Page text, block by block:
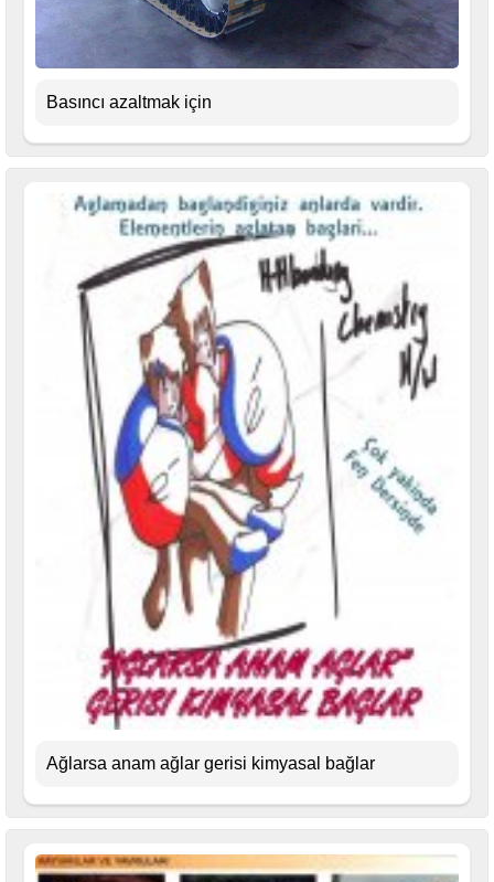
Basıncı azaltmak için
Ağlarsa anam ağlar gerisi kimyasal bağlar